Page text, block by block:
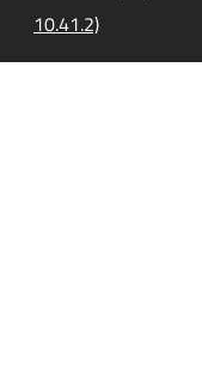
10.41.2)